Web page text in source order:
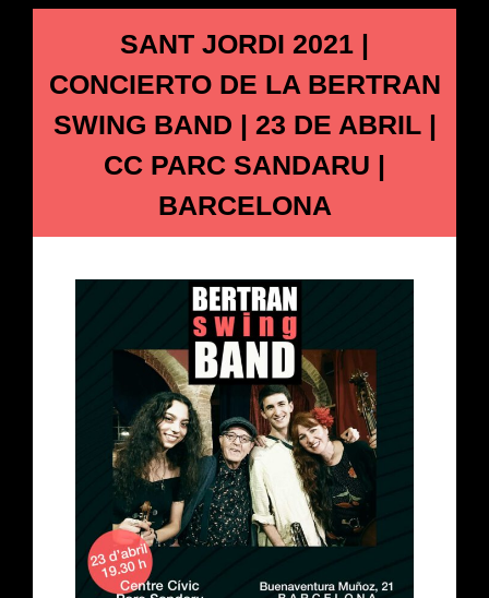
SANT JORDI 2021 |
CONCIERTO DE LA BERTRAN
SWING BAND | 23 DE ABRIL |
CC PARC SANDARU |
BARCELONA